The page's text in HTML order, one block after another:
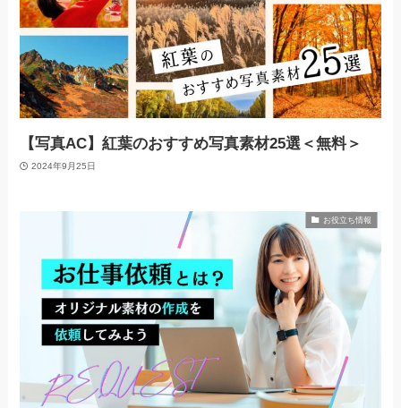
【写真AC】紅葉のおすすめ写真素材25選＜無料＞
2024年9月25日
お役立ち情報